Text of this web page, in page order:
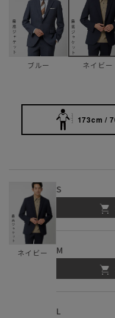
ブルー ネイビー
173cm /
ネイビー
S
M
L